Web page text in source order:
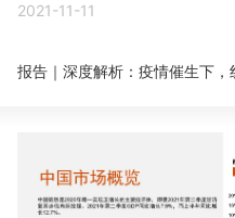
智库
行业洞察
2021-11-11